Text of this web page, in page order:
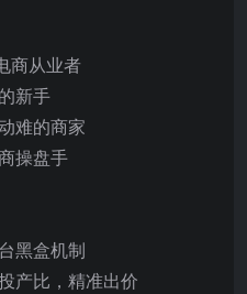
商从业者
新手
难的商家
操盘手
黑盒机制
产比，精准出价